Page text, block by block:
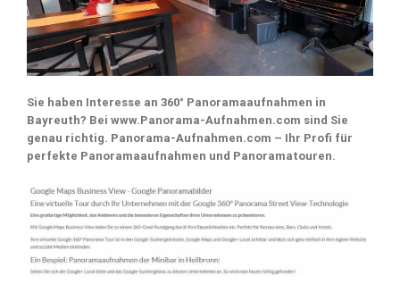
Sie haben Interesse an 360° Panoramaaufnahmen in
Bayreuth? Bei www.Panorama-Aufnahmen.com sind Sie
genau richtig. Panorama-Aufnahmen.com – Ihr Profi für
perfekte Panoramaaufnahmen und Panoramatouren.